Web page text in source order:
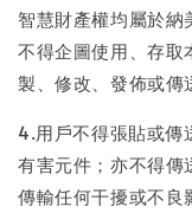
智慧財產權均屬於
不得企圖使用、存取
製、修改、發佈或傳
4.用戶不得張貼或傳
有害元件；亦不得傳
傳輸任何干擾或不良